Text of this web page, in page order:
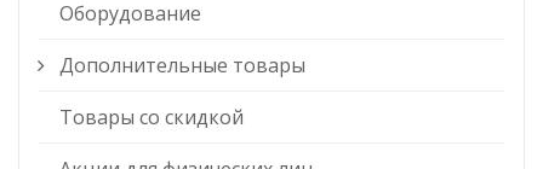
Оборудование
Дополнительные товары
Товары со скидкой